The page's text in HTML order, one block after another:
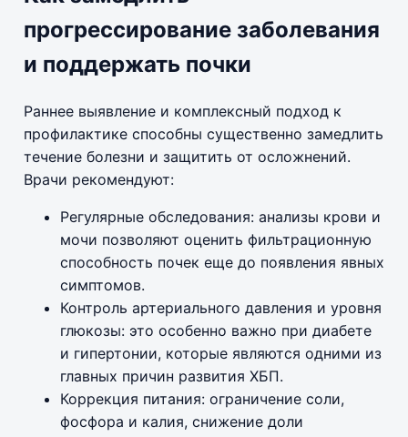
прогрессирование заболевания
и поддержать почки
Раннее выявление и комплексный подход к
профилактике способны существенно замедлить
течение болезни и защитить от осложнений.
Врачи рекомендуют:
Регулярные обследования: анализы крови и
мочи позволяют оценить фильтрационную
способность почек еще до появления явных
симптомов.
Контроль артериального давления и уровня
глюкозы: это особенно важно при диабете
и гипертонии, которые являются одними из
главных причин развития ХБП.
Коррекция питания: ограничение соли,
фосфора и калия, снижение доли